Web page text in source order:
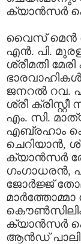
ക്യാന്‍സര്‍
വൈസ് മെന്‍
എന്‍. പി.
ശ്രീമതി
ജനറല്‍ റവ.
ശ്രീ
എം. സി.
എബ്രഹാം
ചെറിയാന്‍,
ക്യാന്‍സര്‍
ഗംഗാധരന്‍,
ജോര്‍ജ്ജ്
ക്യാന്‍സര്‍
ആന്‍ഡ്